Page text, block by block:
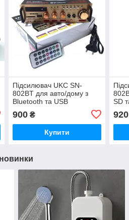
Підсилювач UKC SN-
802BT для авто/дому з
Bluetooth та USB
900₴
Купити
SD
920